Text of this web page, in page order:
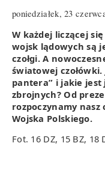
poniedziałek, 23
W każdej liczącej
wojsk lądowych są
czołgi. A
światowej
pantera” i jakie jest
zbrojnych? Od
rozpoczynamy
Wojska Polskiego.
Fot. 16 DZ, 15 BZ, 18